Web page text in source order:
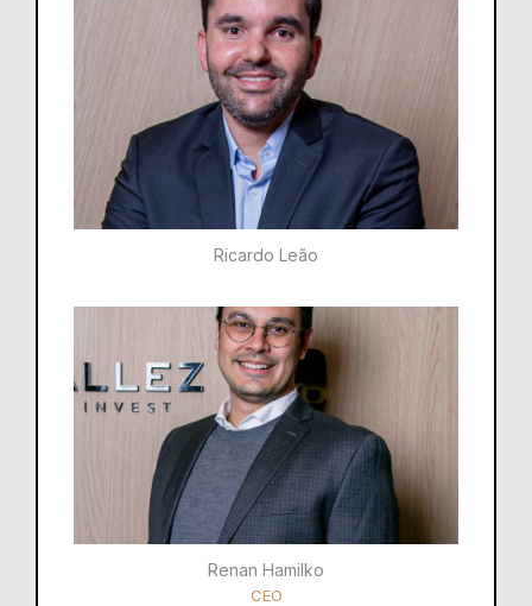
Ricardo Leão​
Renan Hamilko​
CEO